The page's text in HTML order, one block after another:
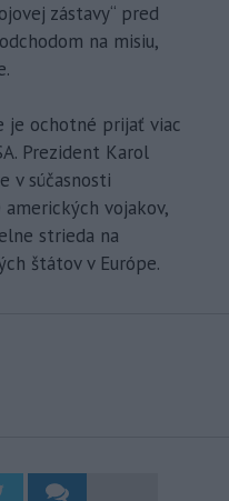
zástavy“ pred
na misiu,
je ochotné prijať viac
Prezident Karol
v súčasnosti
vojakov,
strieda na
štátov v Európe.